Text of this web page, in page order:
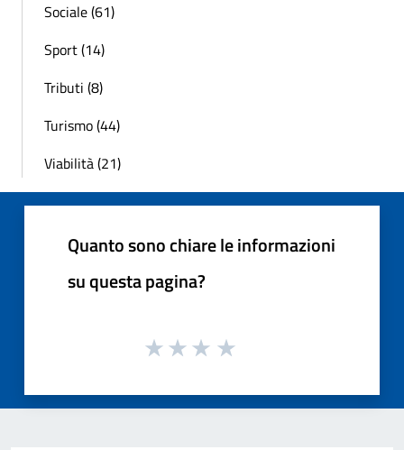
Sociale (61)
Sport (14)
Tributi (8)
Turismo (44)
Viabilità (21)
Quanto sono chiare le informazioni
su questa pagina?